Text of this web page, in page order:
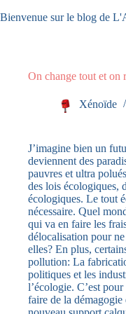
au
Bienvenue sur le blog de
On change tout et on
Xénoïde
J’imagine bien un
deviennent des
pauvres et ultra
des lois écologiques,
écologiques. Le tout
nécessaire. Quel
qui va en faire les
délocalisation pour
elles? En plus,
pollution: La
politiques et les
l’écologie. C’est
faire de la démagogie